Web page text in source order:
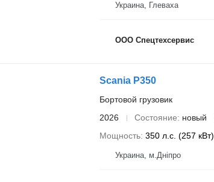
Украина, Глеваха
ООО Спецтехсервис
Scania P350
Бортовой грузовик
2026
Состояние новый
Мощность 350 л.с. (257 кВт)
Украина, м.Дніпро